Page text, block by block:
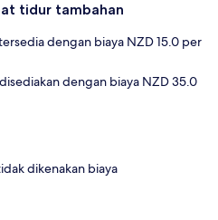
tidur tambahan
dengan biaya NZD 15.0 per
dengan biaya NZD 35.0
dikenakan biaya